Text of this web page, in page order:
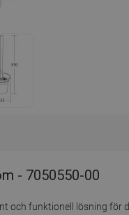
- 7050550-00
och funktionell lösning